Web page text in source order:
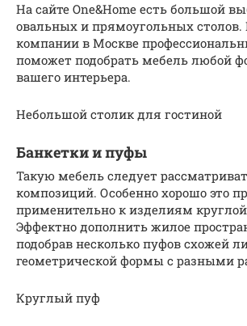
На сайте One&Home есть большой
овальных и прямоугольных
компании в Москве
поможет подобрать мебель любой
вашего интерьера.
Небольшой столик для гостиной
Банкетки и пуфы
Такую мебель следует
композиций. Особенно хорошо это
применительно к изделиям
Эффектно дополнить жилое
подобрав несколько пуфов схожей
геометрической формы с разными
Круглый пуф